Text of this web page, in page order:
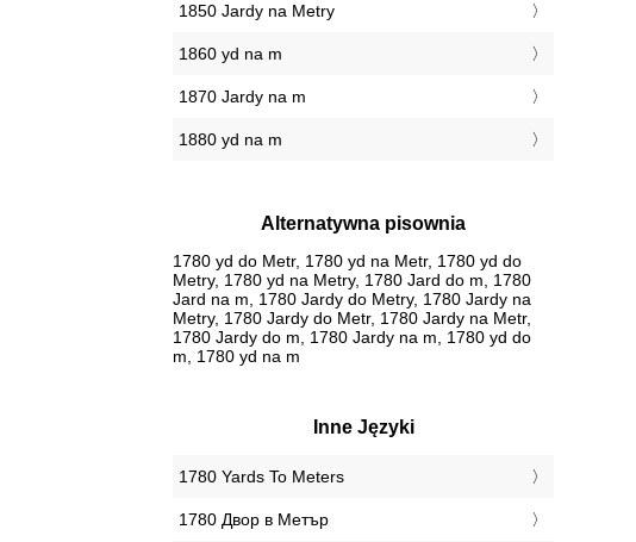
1850 Jardy na Metry
1860 yd na m
1870 Jardy na m
1880 yd na m
Alternatywna pisownia
1780 yd do Metr, 1780 yd na Metr, 1780 yd do
Metry, 1780 yd na Metry, 1780 Jard do m, 1780
Jard na m, 1780 Jardy do Metry, 1780 Jardy na
Metry, 1780 Jardy do Metr, 1780 Jardy na Metr,
1780 Jardy do m, 1780 Jardy na m, 1780 yd do
m, 1780 yd na m
Inne Języki
‎1780 Yards To Meters
‎1780 Двор в Метър